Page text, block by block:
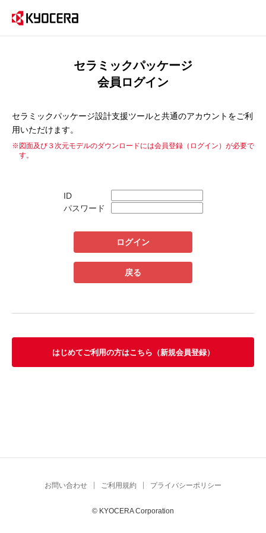
セラミックパッケージ
会員ログイン
セラミックパッケージ設計支援ツールと共通のアカウントをご利
用いただけます。
※図面及び３次元モデルのダウンロードには会員登録（ログイン）が必要で
す。
ID
パスワード
はじめてご利用の方はこちら（新規会員登録）
お問い合わせ ご利用規約 プライバシーポリシー
© KYOCERA Corporation